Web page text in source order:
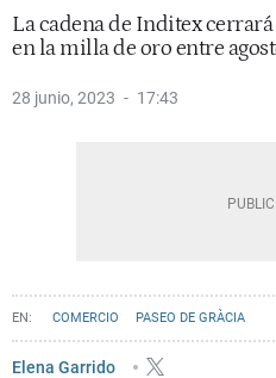
La cadena de Inditex
en la milla de oro entre
28 junio, 2023 17:43
COMERCIO PASEO DE GRÀCIA
Elena Garrido